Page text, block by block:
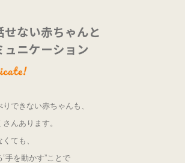
せない赤ちゃんと
ニケーション
できない赤ちゃんも、
んあります。
ても、
手を動かす”ことで